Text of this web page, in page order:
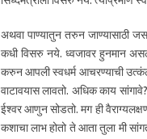
अथवा पाण्यातुन तरुन जाण्यासाठी
कधी विसरु नये. ध्वजावर हुनमान
करुन आपली स्वधर्म आचरण्याची
वाटावयास लावतो. अधिक काय
ईश्वर आणुन सोडतो. मग ही
कशाचा लाभ होतो ते आता तुला मी